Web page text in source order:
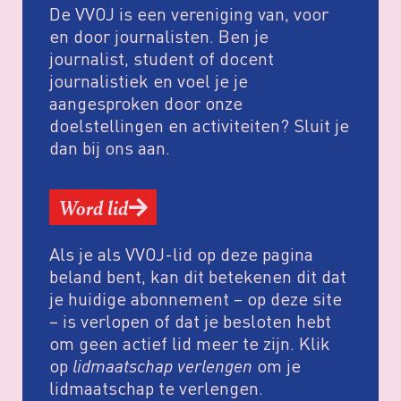
De VVOJ is een vereniging van, voor
en door journalisten. Ben je
journalist, student of docent
journalistiek en voel je je
aangesproken door onze
doelstellingen en activiteiten? Sluit je
dan bij ons aan.
Word lid
Als je als VVOJ-lid op deze pagina
beland bent, kan dit betekenen dit dat
je huidige abonnement – op deze site
– is verlopen of dat je besloten hebt
om geen actief lid meer te zijn. Klik
op lidmaatschap verlengen om je
lidmaatschap te verlengen.